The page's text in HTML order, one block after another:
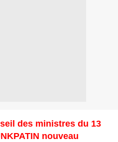
des ministres du 13
nouveau